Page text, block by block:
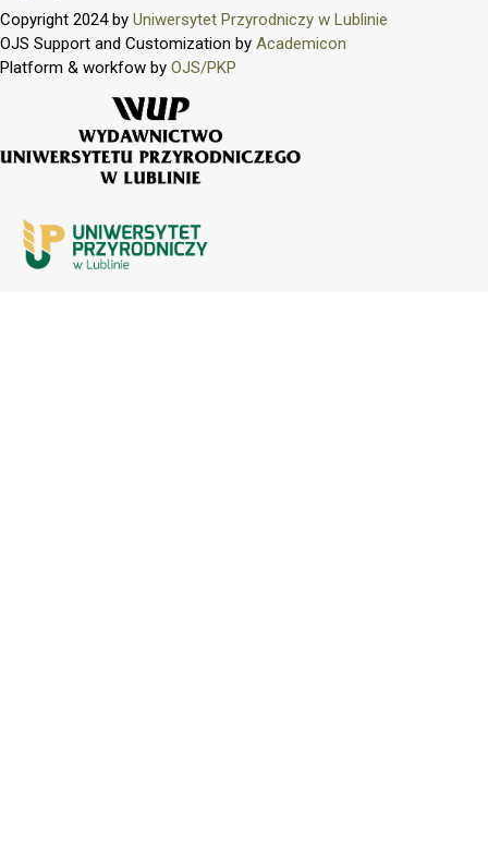
Copyright 2024 by Uniwersytet Przyrodniczy w Lublinie
OJS Support and Customization by Academicon
Platform & workfow by OJS/PKP